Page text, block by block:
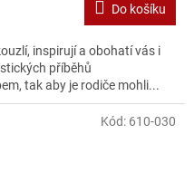
Do košíku
inspirují a obohatí vás i
příběhů
tak aby je rodiče mohli...
Kód: 610-030